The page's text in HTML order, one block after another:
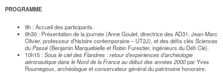
PROGRAMME
9h : Accueil des participants.
9h30 : Présentation de la journée (Anne Goulet, directrice des AD31, Jean-Marc
Olivier, professeur d’histoire contemporaine – UT2J), et des défis clés Sciences
du Passé(Benjamin Marquebielle et Robin Furestier, ingénieurs du Défi Clé).
10h15 : Sous le ciel des Flandres : retour d’expériences d’archéologie
aéronautique dans le Nord de la France au début des années 2000par Yves
Roumegoux, archéologue et conservateur général du patrimoine honoraire.